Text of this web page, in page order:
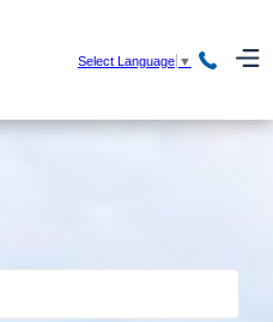
Select Language ▼